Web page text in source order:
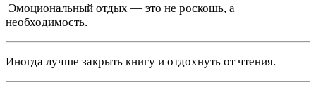
️ Эмоциональный отдых — это не роскошь, а
необходимость.
Иногда лучше закрыть книгу и отдохнуть от чтения.